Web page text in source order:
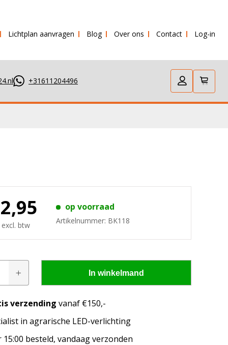
verstuurd!
Lichtplan aanvragen Blog Over ons Contact Log-in
+31611204496
passen op mijn
btw
op voorraad
Artikelnummer: BK118
In winkelmand
verzending vanaf €150,-
in agrarische LED-verlichting
15:00 besteld, vandaag verzonden